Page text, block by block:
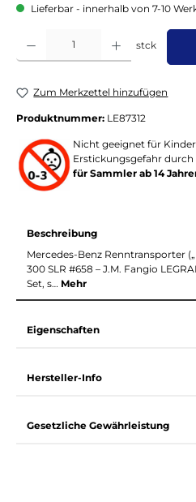
Lieferbar - innerhalb von 7-10
Produkt Anzahl: Gib den gewünschten
stck
Zum Merkzettel hinzufügen
Produktnummer: LE87312
Nicht geeignet für
Erstickungsgefahr durch
für Sammler ab 14
Beschreibung
Mercedes-Benz Renntransporter
300 SLR #658 – J.M. Fangio
Set, s… Mehr
Eigenschaften
Hersteller-Info
Gesetzliche Gewährleistung